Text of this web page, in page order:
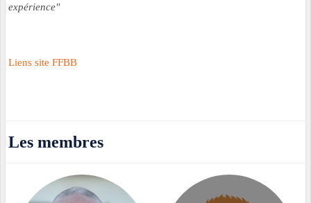
expérience"
Liens site FFBB
Les membres